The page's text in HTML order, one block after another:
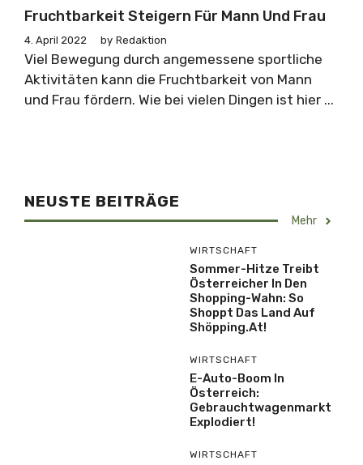
Fruchtbarkeit Steigern Für Mann Und Frau
4. April 2022 by Redaktion
Viel Bewegung durch angemessene sportliche
Aktivitäten kann die Fruchtbarkeit von Mann
und Frau fördern. Wie bei vielen Dingen ist hier ...
NEUSTE BEITRÄGE
Mehr
WIRTSCHAFT
Sommer-Hitze Treibt
Österreicher In Den
Shopping-Wahn: So
Shoppt Das Land Auf
Shöpping.at!
WIRTSCHAFT
E-Auto-Boom In
Österreich:
Gebrauchtwagenmarkt
Explodiert!
WIRTSCHAFT